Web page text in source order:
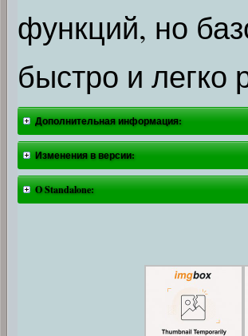
функций, но
быстро и легко
Дополнительная информация:
Изменения в версии:
O Standalone: